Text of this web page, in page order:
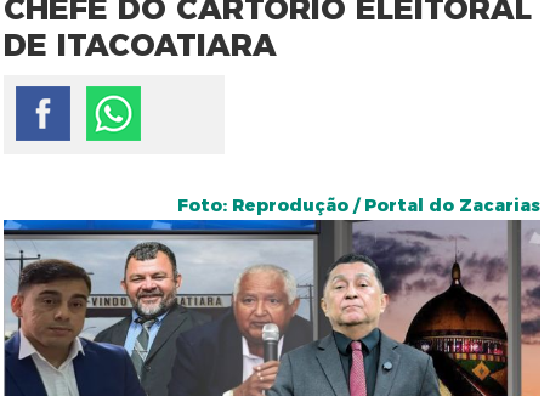
CHEFE DO CARTÓRIO ELEITORAL
DE ITACOATIARA
Foto: Reprodução / Portal do Zacarias